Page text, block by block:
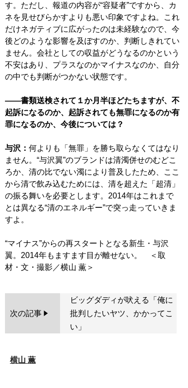
す。ただし、報道の内容が“容疑者”ですから、カ
ネを見せびらかすよりも悪い印象ですよね。これ
だけネガティブに広がったのは未経験なので、今
後どのような影響を及ぼすのか、判断しきれてい
ません。会社としての収益がどうなるのかという
不安はあり、プラスなのかマイナスなのか、自分
の中でも判断がつかない状態です。
――書類送検されて１か月半ほどたちますが、不
起訴になるのか、起訴されても無罪になるのか有
罪になるのか、今後については？
与沢： 何よりも「無罪」を勝ち取らなくてはなり
ません。“与沢翼”のブランドは清濁併せのむどこ
ろか、清の比でない濁により普及したため、ここ
から清で飲み込むためには、清を超えた「超清」
の振る舞いを必要とします。2014年はこれまで
とは異なる“清のエネルギー”で突っ走っていきま
すよ。
“マイナス”からの再スタートとなる新生・与沢
翼。2014年もますます目が離せない。 ＜取
次の記事
ビッグダディが吠える「俺に
批判したいヤツ、かかってこ
い」
横山 薫